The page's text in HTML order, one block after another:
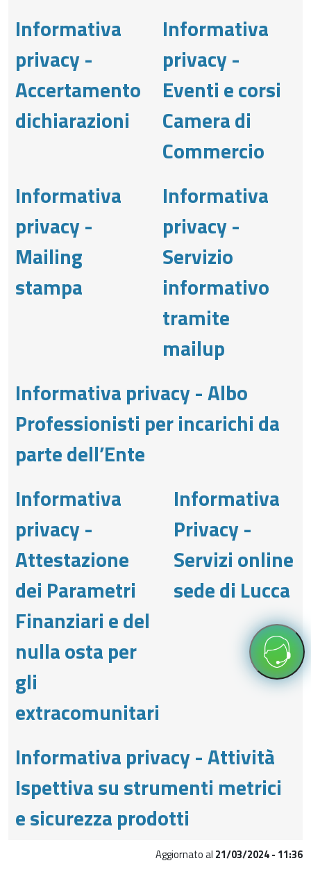
Informativa
privacy -
Accertamento
dichiarazioni
Informativa
privacy -
Eventi e corsi
Camera di
Commercio
Informativa
privacy -
Mailing
stampa
Informativa
privacy -
Servizio
informativo
tramite
mailup
Informativa privacy - Albo
Professionisti per incarichi da
parte dell’Ente
Informativa
privacy -
Attestazione
dei Parametri
Finanziari e del
nulla osta per
gli
extracomunitari
Informativa
Privacy -
Servizi online
sede di Lucca
Informativa privacy - Attività
Ispettiva su strumenti metrici
e sicurezza prodotti
Aggiornato al 21/03/2024 - 11:36